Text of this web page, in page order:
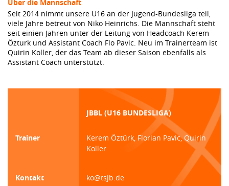
Über die Mannschaft
Seit 2014 nimmt unsere U16 an der Jugend-Bundesliga teil,
viele Jahre betreut von Niko Heinrichs. Die Mannschaft steht
seit einien Jahren unter der Leitung von Headcoach Kerem
Özturk und Assistant Coach Flo Pavic. Neu im Trainerteam ist
Quirin Koller, der das Team ab dieser Saison ebenfalls als
Assistant Coach unterstützt.
JBBL (U16 BUNDESLIGA)
Trainer
Kerem Öztürk, Florian Pavic, Quirin
Koller
Kontakt ko@tsjb.de